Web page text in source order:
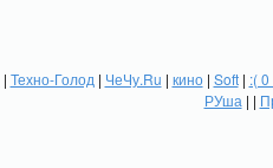
| Техно-Голод | ЧеЧу.Ru | кино| Soft| :(
РУша | |